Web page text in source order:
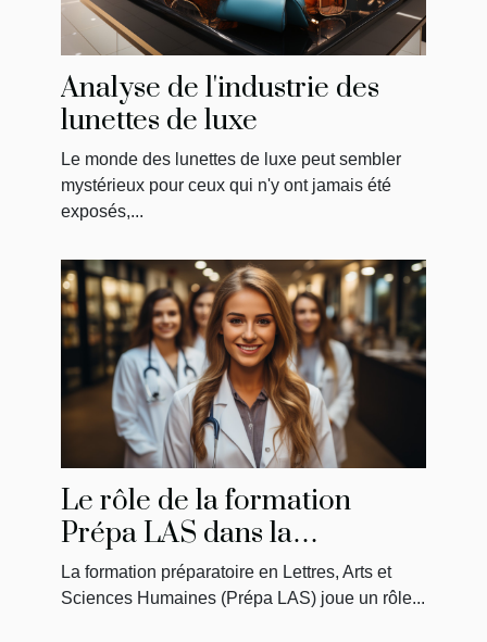
Analyse de l'industrie des
lunettes de luxe
Le monde des lunettes de luxe peut sembler
mystérieux pour ceux qui n'y ont jamais été
exposés,...
Le rôle de la formation
Prépa LAS dans la
préparation des étudiants en
médecine
La formation préparatoire en Lettres, Arts et
Sciences Humaines (Prépa LAS) joue un rôle...